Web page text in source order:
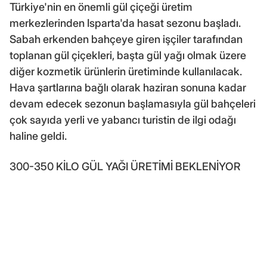
Türkiye'nin en önemli gül çiçeği üretim
merkezlerinden Isparta'da hasat sezonu başladı.
Sabah erkenden bahçeye giren işçiler tarafından
toplanan gül çiçekleri, başta gül yağı olmak üzere
diğer kozmetik ürünlerin üretiminde kullanılacak.
Hava şartlarına bağlı olarak haziran sonuna kadar
devam edecek sezonun başlamasıyla gül bahçeleri
çok sayıda yerli ve yabancı turistin de ilgi odağı
haline geldi.
300-350 KİLO GÜL YAĞI ÜRETİMİ BEKLENİYOR